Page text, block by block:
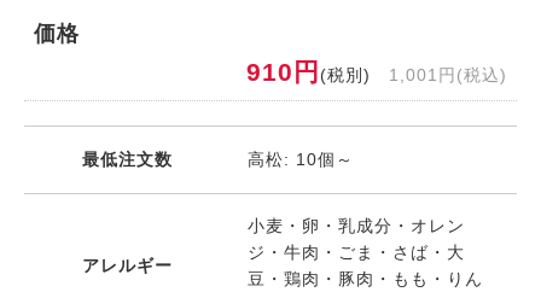
価格
910円 (税別) 1,001円(税込)
最低注文数 高松: 10個～
アレルギー
小麦・卵・乳成分・オレン
ジ・牛肉・ごま・さば・大
豆・鶏肉・豚肉・もも・りん